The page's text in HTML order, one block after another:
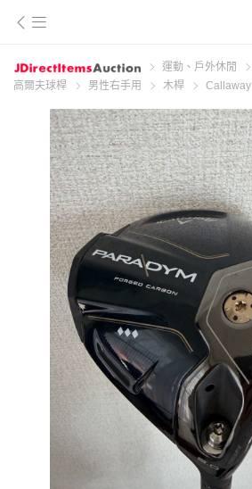
運動、戶外休閒
高爾夫球桿
男性右手用 木桿 Callaway